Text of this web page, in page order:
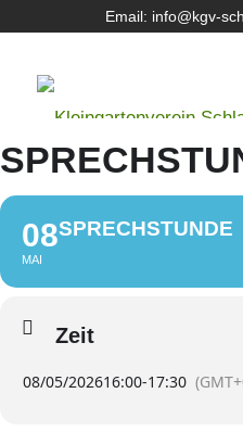
Email: info@kgv-
08
MAI
SPRECHSTUNDE
Zeit
08/05/202616:00-17:30